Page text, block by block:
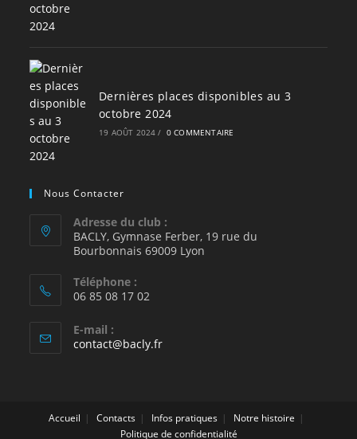
Dernières places disponibles au 3
octobre 2024
19 AOÛT 2024 / 0 COMMENTAIRE
Nous Contacter
Adresse du club :
BACLY, Gymnase Ferber, 19 rue du
Bourbonnais 69009 Lyon
Téléphone :
06 85 08 17 02
E-mail :
contact@bacly.frS’ouvre
Accueil Contacts Infos pratiques
Notre histoire
Politique de confidentialité